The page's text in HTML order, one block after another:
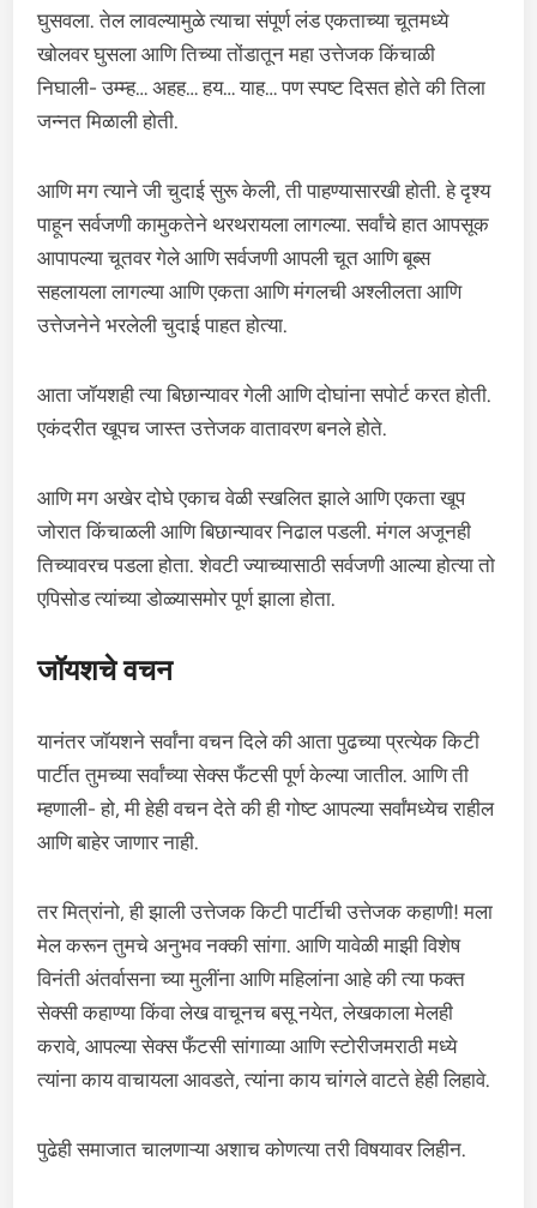
घुसवला. तेल लावल्यामुळे त्याचा संपूर्ण लंड एकताच्या चूतमध्ये
खोलवर घुसला आणि तिच्या तोंडातून महा उत्तेजक किंचाळी
निघाली- उम्म्ह… अहह… हय… याह… पण स्पष्ट दिसत होते की तिला
जन्नत मिळाली होती.
आणि मग त्याने जी चुदाई सुरू केली, ती पाहण्यासारखी होती. हे दृश्य
पाहून सर्वजणी कामुकतेने थरथरायला लागल्या. सर्वांचे हात आपसूक
आपापल्या चूतवर गेले आणि सर्वजणी आपली चूत आणि बूब्स
सहलायला लागल्या आणि एकता आणि मंगलची अश्लीलता आणि
उत्तेजनेने भरलेली चुदाई पाहत होत्या.
आता जॉयशही त्या बिछान्यावर गेली आणि दोघांना सपोर्ट करत होती.
एकंदरीत खूपच जास्त उत्तेजक वातावरण बनले होते.
आणि मग अखेर दोघे एकाच वेळी स्खलित झाले आणि एकता खूप
जोरात किंचाळली आणि बिछान्यावर निढाल पडली. मंगल अजूनही
तिच्यावरच पडला होता. शेवटी ज्याच्यासाठी सर्वजणी आल्या होत्या तो
एपिसोड त्यांच्या डोळ्यासमोर पूर्ण झाला होता.
जॉयशचे वचन
यानंतर जॉयशने सर्वांना वचन दिले की आता पुढच्या प्रत्येक किटी
पार्टीत तुमच्या सर्वांच्या सेक्स फँटसी पूर्ण केल्या जातील. आणि ती
म्हणाली- हो, मी हेही वचन देते की ही गोष्ट आपल्या सर्वांमध्येच राहील
आणि बाहेर जाणार नाही.
तर मित्रांनो, ही झाली उत्तेजक किटी पार्टीची उत्तेजक कहाणी! मला
मेल करून तुमचे अनुभव नक्की सांगा. आणि यावेळी माझी विशेष
विनंती अंतर्वासना च्या मुलींना आणि महिलांना आहे की त्या फक्त
सेक्सी कहाण्या किंवा लेख वाचूनच बसू नयेत, लेखकाला मेलही
करावे, आपल्या सेक्स फँटसी सांगाव्या आणि स्टोरीजमराठी मध्ये
त्यांना काय वाचायला आवडते, त्यांना काय चांगले वाटते हेही लिहावे.
पुढेही समाजात चालणाऱ्या अशाच कोणत्या तरी विषयावर लिहीन.